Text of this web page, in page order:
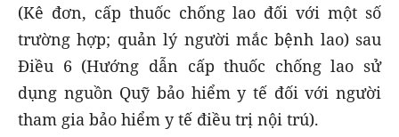
(Kê đơn, cấp thuốc chống lao đối với một số
trường hợp; quản lý người mắc bệnh lao) sau
Điều 6 (Hướng dẫn cấp thuốc chống lao sử
dụng nguồn Quỹ bảo hiểm y tế đối với người
tham gia bảo hiểm y tế điều trị nội trú).